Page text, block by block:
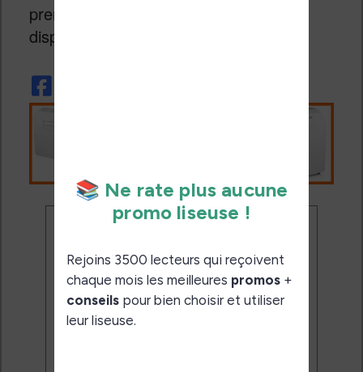
premiers livres de cet éditeur sont
disponibles
Ne rate plus aucune
promo liseuse !
Rejoins 3500 lecteurs qui